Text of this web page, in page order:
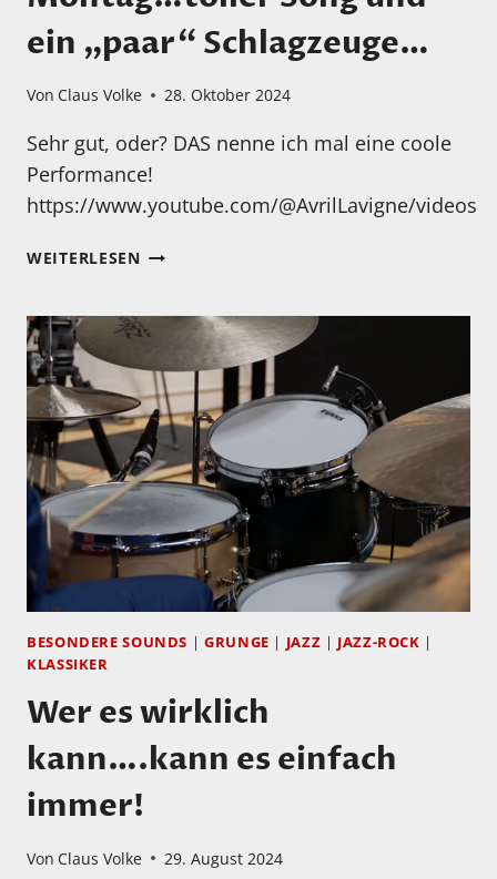
ein „paar“ Schlagzeuge…
Von Claus Volke 28. Oktober 2024
Sehr gut, oder? DAS nenne ich mal eine coole
Performance!
https://www.youtube.com/@AvrilLavigne/videos
WEITERLESENMONTAG…
UND
„PAAR“
SCHLAGZEUGE…
BESONDERE SOUNDS | GRUNGE | JAZZ | JAZZ-ROCK |
KLASSIKER
Wer es wirklich
kann….kann es einfach
immer!
Von Claus Volke 29. August 2024